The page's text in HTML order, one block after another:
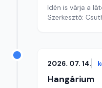
Idén is várja a
Szerkesztő:
2026. 07. 14.
Hangárium